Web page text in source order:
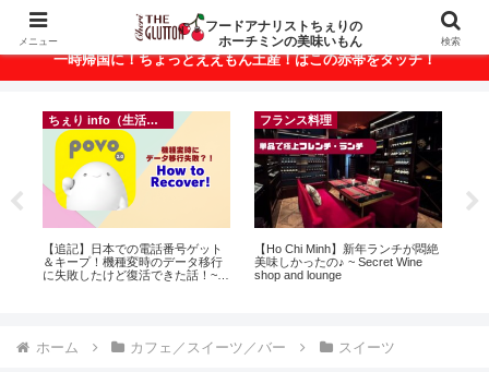
ベトナム・ホーチミンの美味いもんが満載！
一時帰国に！ちょっとええもん土産！はこの赤帯をタッチ！
ちぇり info（生活情報）
【追記】日本での電話番号ゲット
＆キープ！機種変時のデータ移行
に失敗したけど復活できた話！~
フランス料理
【Ho Chi Minh】新年ランチが悶絶
美味しかったの♪ ~ Secret Wine
shop and lounge
ホーム カフェ／スイーツ／バー スイーツ
メニュー
フードアナリストちぇりの
ホーチミンの美味いもん
検索